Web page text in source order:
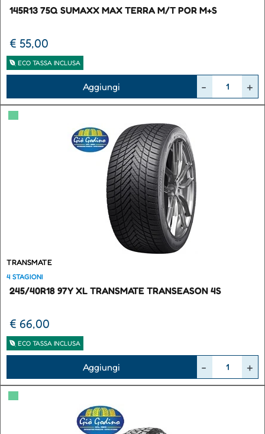
145R13 75Q SUMAXX MAX TERRA M/T POR M+S
€ 55,00
ECO TASSA INCLUSA
Aggiungi
▀
TRANSMATE
4 STAGIONI
245/40R18 97Y XL TRANSMATE TRANSEASON 4S
€ 66,00
ECO TASSA INCLUSA
Aggiungi
▀